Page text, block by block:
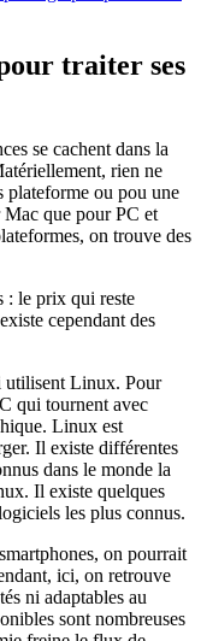
traiter ses
se cachent dans la
rien ne
plateforme ou pou une
que pour PC et
on trouve des
: le prix qui reste
cependant des
utilisent Linux. Pour
qui tournent avec
Linux est
Il existe différentes
dans le monde la
Il existe quelques
les plus connus.
on pourrait
ici, on retrouve
ni adaptables au
sont nombreuses